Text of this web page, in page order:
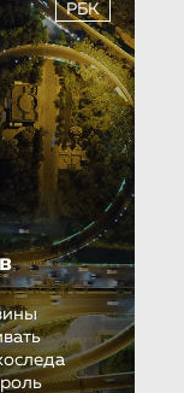
РБК